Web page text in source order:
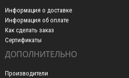
Информация о доставке
Информация об оплате
Как сделать заказ
Сертификаты
ДОПОЛНИТЕЛЬНО
Производители